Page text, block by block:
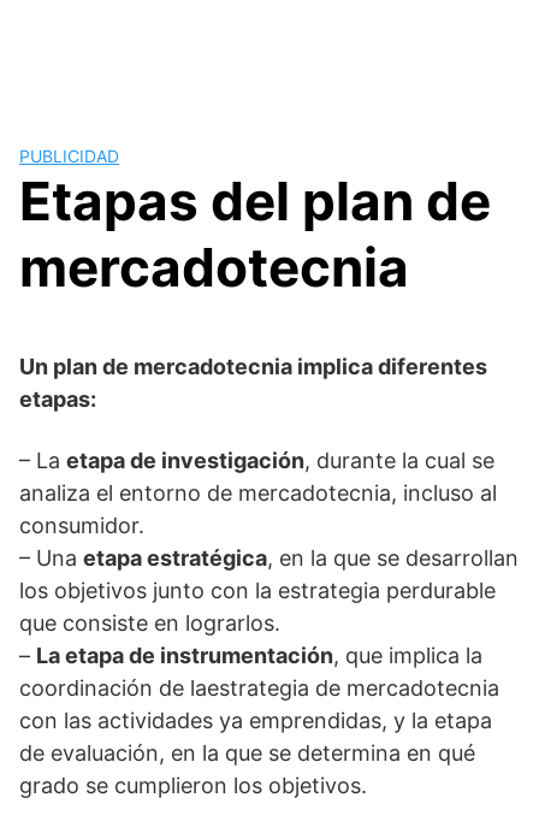
PUBLICIDAD
Etapas del plan de
mercadotecnia
Un plan de mercadotecnia implica diferentes
etapas:
– La etapa de investigación, durante la cual se
analiza el entorno de mercadotecnia, incluso al
consumidor.
– Una etapa estratégica, en la que se desarrollan
los objetivos junto con la estrategia perdurable
que consiste en lograrlos.
– La etapa de instrumentación, que implica la
coordinación de laestrategia de mercadotecnia
con las actividades ya emprendidas, y la etapa
de evaluación, en la que se determina en qué
grado se cumplieron los objetivos.